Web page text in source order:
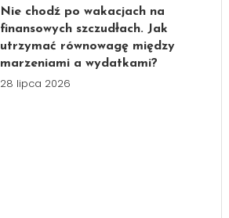
Nie chodź po wakacjach na
finansowych szczudłach. Jak
utrzymać równowagę między
marzeniami a wydatkami?
28 lipca 2026